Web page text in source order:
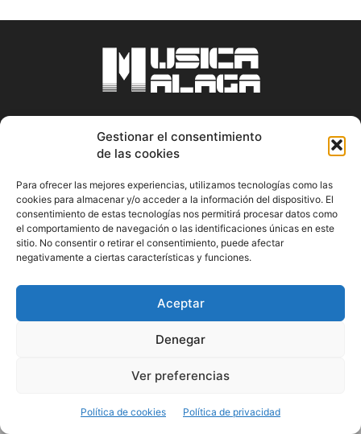
Gestionar el consentimiento
de las cookies
Para ofrecer las mejores experiencias, utilizamos tecnologías como las
cookies para almacenar y/o acceder a la información del dispositivo. El
consentimiento de estas tecnologías nos permitirá procesar datos como
el comportamiento de navegación o las identificaciones únicas en este
sitio. No consentir o retirar el consentimiento, puede afectar
negativamente a ciertas características y funciones.
Aceptar
Denegar
Ver preferencias
Política de cookies Política de privacidad
ABOUT US
Información Cultural de Málaga y otros de interés general
Contact us:musicamalaga55@gmail.com
FOLLOW US